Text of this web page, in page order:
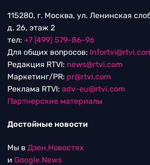
115280, г. Москва, ул. Ленинская
д. 26, этаж 2
тел: +7 (499) 579-86-96
Для общих вопросов:
Редакция RTVI: news@rtvi.com
Маркетинг/PR: pr@rtvi.com
Реклама RTVI: adv-eu@rtvi.com
Партнерские материалы
Достойные новости
Мы в Дзен.Новостях
и Google.News